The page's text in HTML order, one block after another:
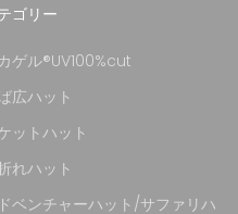
ゴリー
ゲル®UV100%cut
広ハット
ットハット
れハット
ベンチャーハット/サファリハ